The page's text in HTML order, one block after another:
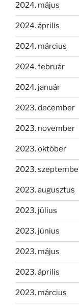
2024. május
2024. április
2024. március
2024. február
2024. január
2023. december
2023. november
2023. október
2023.
2023. augusztus
2023. július
2023. június
2023. május
2023. április
2023. március